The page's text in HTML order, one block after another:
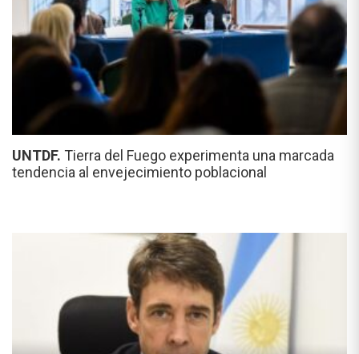
UNTDF. Tierra del Fuego experimenta una marcada
tendencia al envejecimiento poblacional